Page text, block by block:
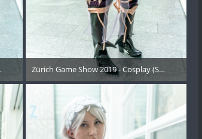
- 155
Zürich Game Show 2019 - Cosplay (Samstag) - 156
21. Oktober 2019